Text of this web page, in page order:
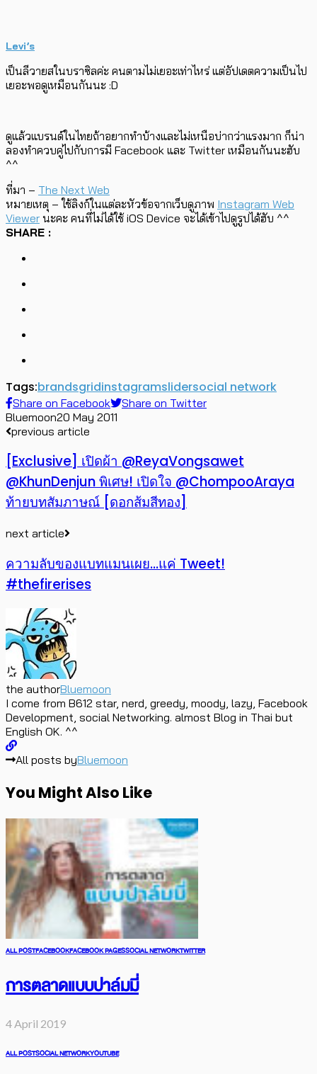
Levi’s
เป็นลีวายสในบราซิลค่ะ คนตามไม่เยอะเท่าไหร่ แต่อัปเดตความเป็นไป
เยอะพอดูเหมือนกันนะ :D
ดูแล้วแบรนด์ในไทยถ้าอยากทำบ้างและไม่เหนือบ่ากว่าแรงมาก ก็น่า
ลองทำควบคู่ไปกับการมี Facebook และ Twitter เหมือนกันนะฮับ
^^
ที่มา – The Next Web
หมายเหตุ – ใช้ลิงก์ในแต่ละหัวข้อจากเว็บดูภาพ Instagram Web
Viewer นะคะ คนที่ไม่ได้ใช้ iOS Device จะได้เข้าไปดูรูปได้ฮับ ^^
SHARE :
Tags:brandsgridinstagramslidersocial network
Share on Facebook
Share on Twitter
Bluemoon20 May 2011
previous article
[Exclusive] เปิดผ้า @ReyaVongsawet
@KhunDenjun พิเศษ! เปิดใจ @ChompooAraya
ท้ายบทสัมภาษณ์ [ดอกส้มสีทอง]
next article
ความลับของแบทแมนเผย…แค่ Tweet!
#thefirerises
the authorBluemoon
I come from B612 star, nerd, greedy, moody, lazy, Facebook
Development, social Networking. almost Blog in Thai but
English OK. ^^
All posts byBluemoon
You Might Also Like
ALL POSTFACEBOOKFACEBOOK PAGESSOCIAL NETWORKTWITTER
การตลาดแบบปาล์มมี่
4 April 2019
ALL POSTSOCIAL NETWORKYOUTUBE